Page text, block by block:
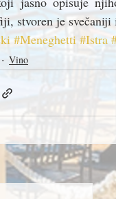
stvoren je
#Meneghetti #Istra
Vino